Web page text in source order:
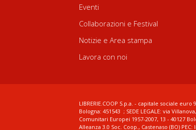
Eventi
Collaborazioni e Festival
Notizie e Area stampa
Lavora con noi
LIBRERIE.COOP S.p.a. - capitale sociale
Bologna: 451543 ; SEDE LEGALE: via
Comunitari Europei 1957-2007, 13 - 40127
Alleanza 3.0 Soc. Coop., Castenaso (BO)